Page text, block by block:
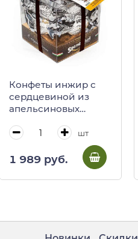
Конфеты инжир с
сердцевиной из
апельсиновых
шоколаде
Sgambelluri, 200 г
(пл/кубик)
шт
1 989 руб.